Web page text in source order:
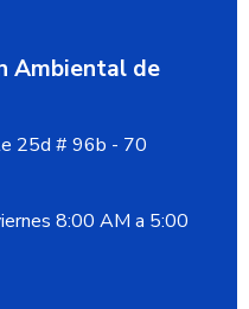
Ambiental de
25d # 96b - 70
8:00 AM a 5:00